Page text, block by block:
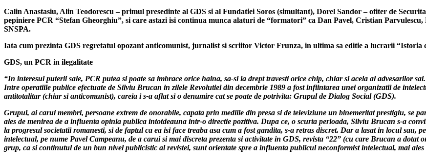
Calin Anastasiu, Alin Teodorescu – primul presedinte al GDS si al Fundatiei Soros (simultant), Dorel Sandor – ofiter de
pepiniere PCR “Stefan Gheorghiu”, si care astazi isi continua munca alaturi de “formatori” ca Dan Pavel, Cristian
SNSPA.
Iata cum prezinta GDS regretatul opozant anticomunist, jurnalist si scriitor Victor Frunza, in ultima sa editie a lucrarii
GDS, un PCR in ilegalitate
“In interesul puterii sale, PCR putea si poate sa imbrace orice haina, sa-si ia drept travesti orice chip, chiar si acela al advesarilor sai.
Intre operatiile publice efectuate de Silviu Brucan in zilele Revolutiei din decembrie 1989 a fost infiintarea unei organizatii de
antitotalitar (chiar si anticomunist), careia i s-a aflat si o denumire cat se poate de potrivita: Grupul de Dialog Social (GDS).
Grupul, ai carui membri, persoane extrem de onorabile, capata prin mediile din presa si de televiziune un binemeritat prestigiu, se
ales de menirea de a influenta opinia publica intotdeauna intr-o directie pozitiva. Dupa ce, o scurta perioada, Silviu Brucan s-a
la progresul societatii romanesti, si de faptul ca ea isi face treaba asa cum a fost gandita, s-a retras discret. Dar a lasat in locul
intelectual, pe nume Pavel Campeanu, de a carui si mai discreta prezenta si activitate in GDS, revista “22” (cu care Brucan a
grup, ca si continutul de un bun nivel publicistic al revistei, sunt orientate spre a influenta publicul neconformist intelectual, mai